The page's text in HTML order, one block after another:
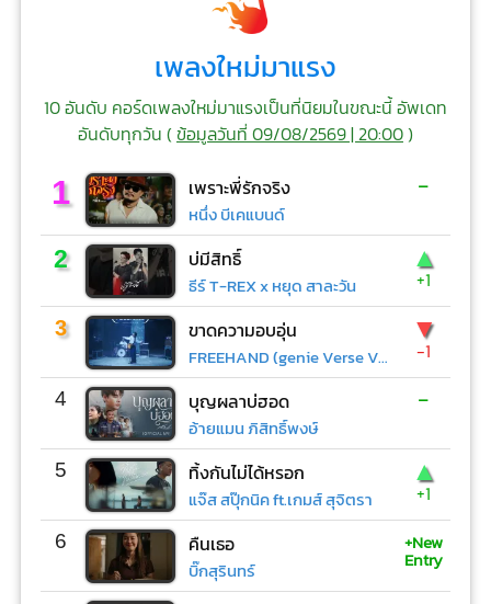
เพลงใหม่มาแรง
10 อันดับ คอร์ดเพลงใหม่มาแรงเป็นที่นิยมในขณะนี้ อัพเดท
อันดับทุกวัน (ข้อมูลวันที่ 09/08/2569 | 20:00)
1 เพราะพี่รักจริง
หนึ่ง บีเคแบนด์
-
2 บ่มีสิทธิ์
ธีร์ T-REX x หยุด สาละวัน
▲
+1
3 ขาดความอบอุ่น
FREEHAND (genie Verse Vol.1)
▼
-1
4 บุญผลาบ่ฮอด
อ้ายแมน ภิสิทธิ์พงษ์
-
5 ทิ้งกันไม่ได้หรอก
แจ๊ส สปุ๊กนิค ft.เกมส์ สุจิตรา
▲
+1
6 คืนเธอ
บิ๊กสุรินทร์
+New
Entry